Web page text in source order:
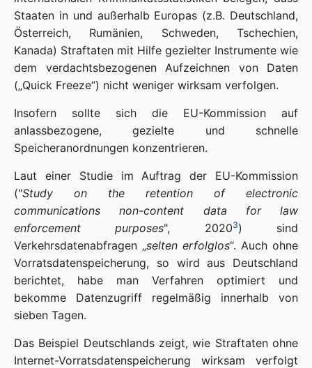
Staaten in und außerhalb Europas (z.B. Deutschland,
Österreich, Rumänien, Schweden, Tschechien,
Kanada) Straftaten mit Hilfe gezielter Instrumente wie
dem verdachtsbezogenen Aufzeichnen von Daten
(„Quick Freeze“) nicht weniger wirksam verfolgen.
Insofern sollte sich die EU-Kommission auf
anlassbezogene, gezielte und schnelle
Speicheranordnungen konzentrieren.
Laut einer Studie im Auftrag der EU-Kommission
("Study on the retention of electronic
communications non-content data for law
enforcement purposes", 20203) sind
Verkehrsdatenabfragen „selten erfolglos“. Auch ohne
Vorratsdatenspeicherung, so wird aus Deutschland
berichtet, habe man Verfahren optimiert und
bekomme Datenzugriff regelmäßig innerhalb von
sieben Tagen.
Das Beispiel Deutschlands zeigt, wie Straftaten ohne
Internet-Vorratsdatenspeicherung wirksam verfolgt